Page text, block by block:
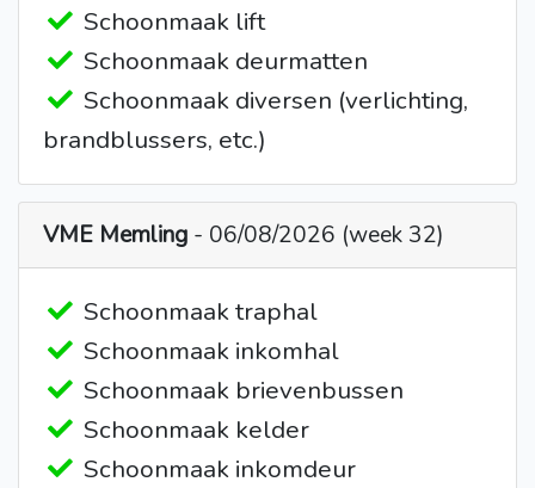
Schoonmaak lift
Schoonmaak deurmatten
Schoonmaak diversen (verlichting,
brandblussers, etc.)
VME Memling - 06/08/2026 (week 32)
Schoonmaak traphal
Schoonmaak inkomhal
Schoonmaak brievenbussen
Schoonmaak kelder
Schoonmaak inkomdeur